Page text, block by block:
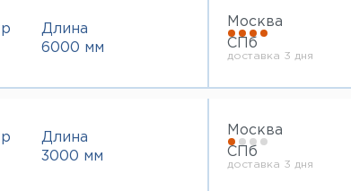
Длина
6000 мм
Москва
СПб
доставка 3 дня
Длина
3000 мм
Москва
СПб
доставка 3 дня